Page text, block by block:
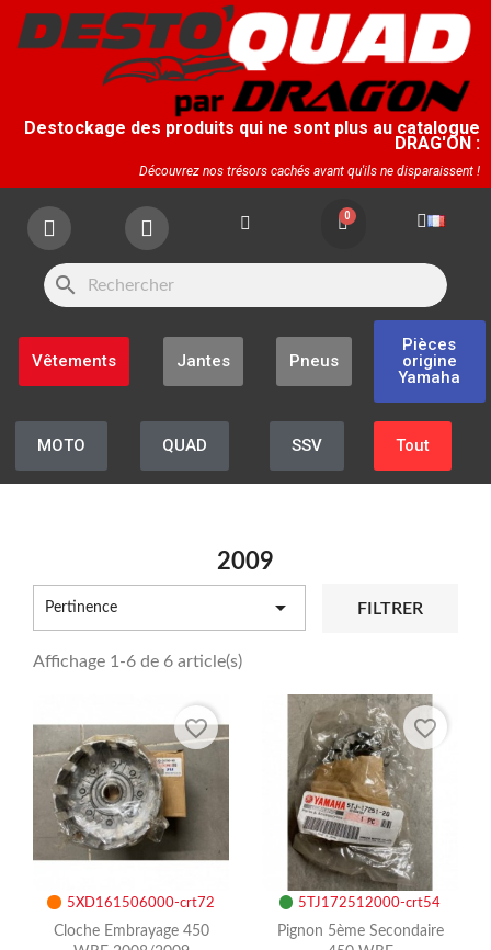
Destockage des produits qui ne sont plus au catalogue
DRAG'ON :
Découvrez nos trésors cachés avant qu'ils ne disparaissent !
search
Pièces
origine
Yamaha
Pneus
Jantes
Vêtements
Tout
SSV
QUAD
MOTO
2009
Pertinence  FILTRER
Affichage 1-6 de 6 article(s)
5XD161506000-crt72
Cloche Embrayage 450
favorite_border
5TJ172512000-crt54
Pignon 5ème Secondaire
favorite_border